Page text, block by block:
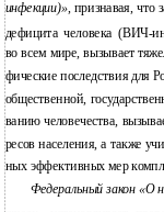
инфекции)», признавая, что
дефицита человека (ВИЧ-
во всем мире, вызывает
фические последствия для
общественной,
ванию человечества,
ресов населения, а также
ных эффективных мер
Федеральный закон «О